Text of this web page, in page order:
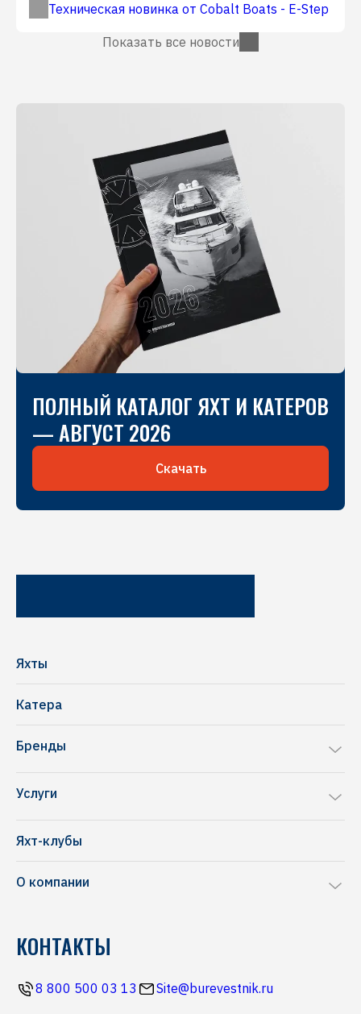
Техническая новинка от Cobalt Boats - E-Step
Показать все новости
ПОЛНЫЙ КАТАЛОГ ЯХТ И КАТЕРОВ
— АВГУСТ 2026
Скачать
Яхты
Катера
Бренды
Frauscher
Ferretti
Все бренды
Услуги
Комиссионная продажа
Строительство марин
Журнал Yachting
Яхт-клубы
О компании
Новости
КОНТАКТЫ
8 800 500 03 13 Site@burevestnik.ru